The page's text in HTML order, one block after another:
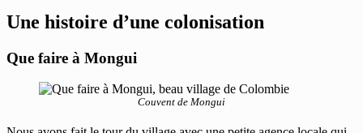
Une histoire d’une colonisation
Que faire à Mongui
Couvent de Mongui